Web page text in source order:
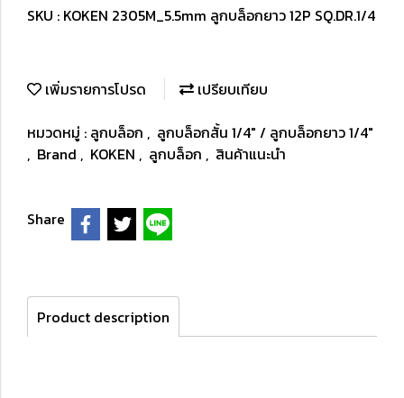
SKU : KOKEN 2305M_5.5mm ลูกบล็อกยาว 12P SQ.DR.1/4
เพิ่มรายการโปรด
เปรียบเทียบ
หมวดหมู่ : ลูกบล็อก , ลูกบล็อกสั้น 1/4" / ลูกบล็อกยาว 1/4"
, Brand , KOKEN , ลูกบล็อก , สินค้าแนะนำ
Share
Product description